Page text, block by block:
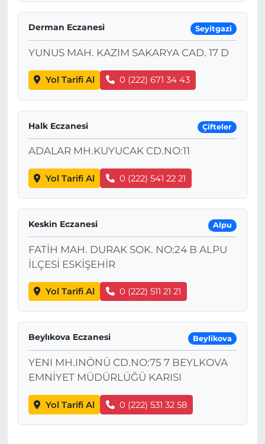
Derman Eczanesi Seyitgazi
YUNUS MAH. KAZIM SAKARYA CAD. 17 D
Yol Tarifi Al 0 (222) 671 34 43
Halk Eczanesi Çifteler
ADALAR MH.KUYUCAK CD.NO:11
Yol Tarifi Al 0 (222) 541 22 21
Keskin Eczanesi Alpu
FATİH MAH. DURAK SOK. NO:24 B ALPU
İLÇESİ ESKİŞEHİR
Yol Tarifi Al 0 (222) 511 21 21
Beylıkova Eczanesi Beylikova
YENI MH.INÖNÜ CD.NO:75 7 BEYLKOVA
EMNİYET MÜDÜRLÜĞÜ KARISI
Yol Tarifi Al 0 (222) 531 32 58